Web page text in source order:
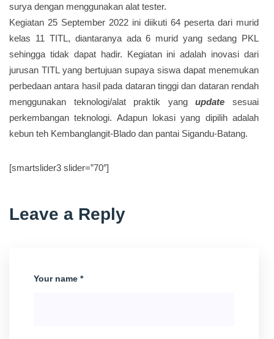
surya dengan menggunakan alat tester.
Kegiatan 25 September 2022 ini diikuti 64 peserta dari murid
kelas 11 TITL, diantaranya ada 6 murid yang sedang PKL
sehingga tidak dapat hadir. Kegiatan ini adalah inovasi dari
jurusan TITL yang bertujuan supaya siswa dapat menemukan
perbedaan antara hasil pada dataran tinggi dan dataran rendah
menggunakan teknologi/alat praktik yangupdate
sesuai
perkembangan teknologi. Adapun lokasi yang dipilih adalah
kebun teh Kembanglangit-Blado dan pantai Sigandu-Batang.
[smartslider3 slider=”70″]
Leave a Reply
Your name *